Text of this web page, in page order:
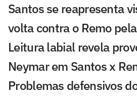
Santos se reapresenta
volta contra o Remo
Leitura labial revela
Neymar em Santos x
Problemas defensivos